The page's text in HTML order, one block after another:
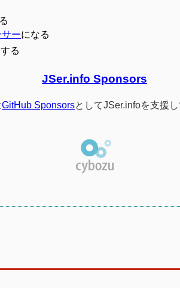
ーになる
る
JSer.info Sponsors
GitHub SponsorsとしてJSer.infoを支援